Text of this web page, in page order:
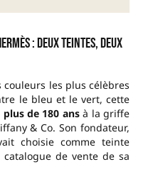
: deux teintes, deux
couleurs les plus célèbres
le bleu et le vert, cette
plus de 180 ansà la griffe
& Co. Son fondateur,
choisie comme teinte
de vente de sa